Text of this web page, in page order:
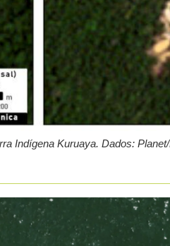
Indígena Kuruaya. Dados: